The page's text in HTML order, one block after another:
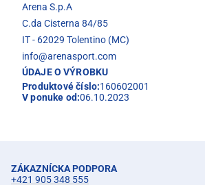
Arena S.p.A
C.da Cisterna 84/85
IT - 62029 Tolentino (MC)
info@arenasport.com
ÚDAJE O VÝROBKU
Produktové číslo:160602001
V ponuke od:06.10.2023
ZÁKAZNÍCKA PODPORA
+421 905 348 555